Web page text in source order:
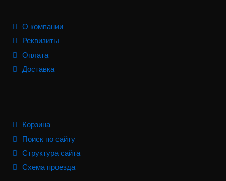
О компании
Реквизиты
Оплата
Доставка
Корзина
Поиск по сайту
Структура сайта
Схема проезда